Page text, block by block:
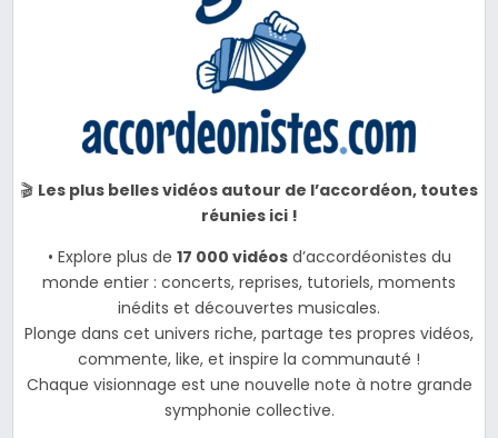
🎬 Les plus belles vidéos autour de l’accordéon, toutes
réunies ici !
• Explore plus de 17 000 vidéosd’accordéonistes du
monde entier : concerts, reprises, tutoriels, moments
inédits et découvertes musicales.
Plonge dans cet univers riche, partage tes propres vidéos,
commente, like, et inspire la communauté !
Chaque visionnage est une nouvelle note à notre grande
symphonie collective.